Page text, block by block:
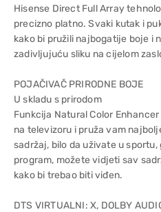
Hisense Direct Full Array
precizno platno. Svaki kutak i
kako bi pružili najbogatije boje i
zadivljujuću sliku na cijelom
POJAČIVAČ PRIRODNE BOJE
U skladu s prirodom
Funkcija Natural Color
na televizoru i pruža vam
sadržaj, bilo da uživate u
program, možete vidjeti sav
kako bi trebao biti viđen.
DTS VIRTUALNI: X, DOLBY